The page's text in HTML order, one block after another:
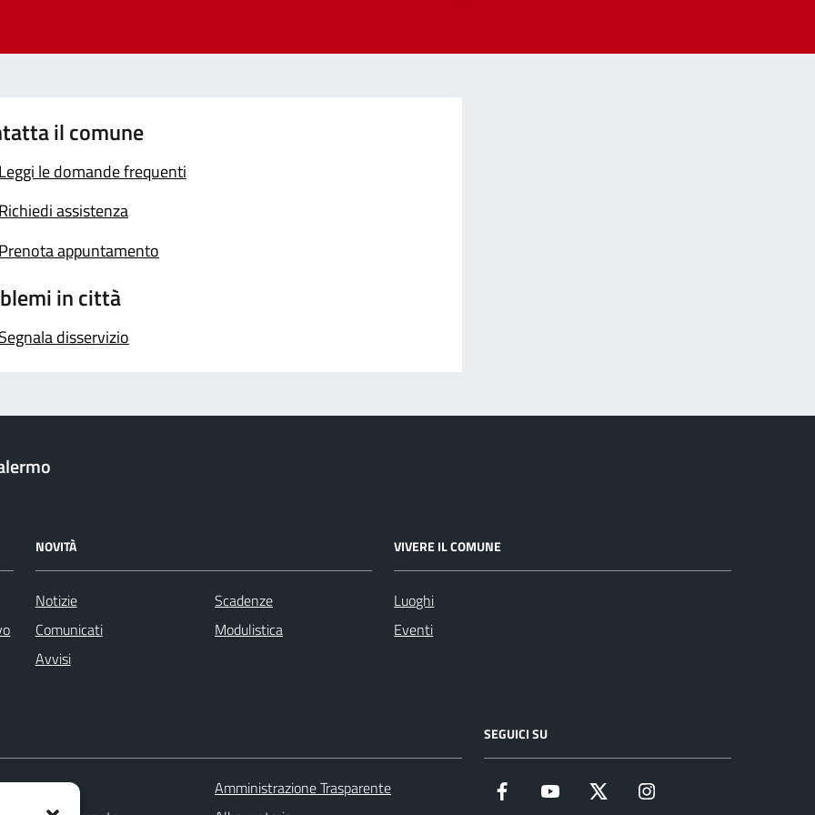
il comune
Leggi le domande frequenti
Richiedi assistenza
Prenota appuntamento
in città
Segnala disservizio
NOVITÀ
Notizie
Comunicati
Avvisi
Scadenze
Modulistica
VIVERE IL COMUNE
Luoghi
Eventi
Amministrazione Trasparente
SEGUICI SU
Facebook YouTube Twitter